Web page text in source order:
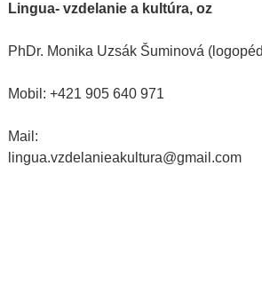
Lingua- vzdelanie a kultúra, oz
PhDr. Monika Uzsák Šuminová
Mobil: +421 905 640
Mail: